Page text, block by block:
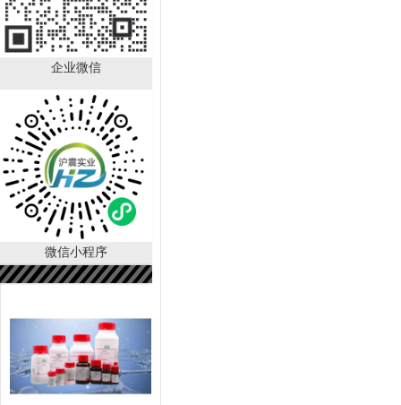
企业微信
微信小程序
已有88人购买
DL-苯甘氨酸 CAS号：
2835-06-
5（HZ52000788）
￥150.00
80人购买